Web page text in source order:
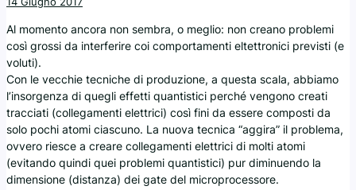
Al momento ancora non sembra, o meglio: non creano problemi
così grossi da interferire coi comportamenti eltettronici previsti (e
voluti).
Con le vecchie tecniche di produzione, a questa scala, abbiamo
l’insorgenza di quegli effetti quantistici perché vengono creati
tracciati (collegamenti elettrici) così fini da essere composti da
solo pochi atomi ciascuno. La nuova tecnica “aggira” il problema,
ovvero riesce a creare collegamenti elettrici di molti atomi
(evitando quindi quei problemi quantistici) pur diminuendo la
dimensione (distanza) dei gate del microprocessore.